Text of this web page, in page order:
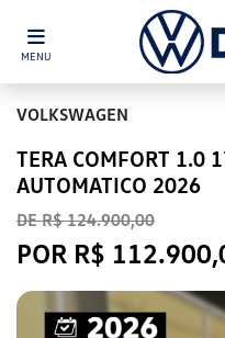
MENU
VOLKSWAGEN
TERA COMFORT 1.0
AUTOMATICO 2026
DE R$ 124.900,00
POR R$